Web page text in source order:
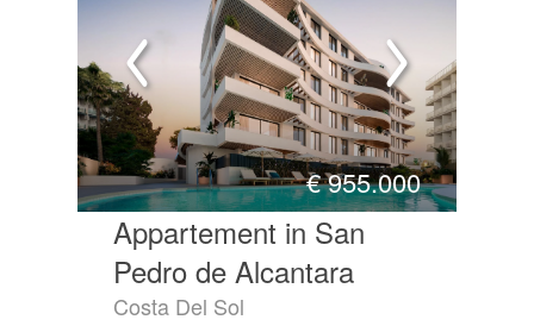
€955.000
Appartement in San
Pedro de Alcantara
Costa Del Sol